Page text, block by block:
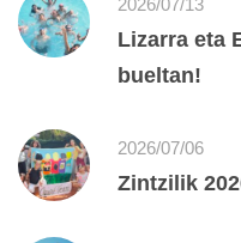
Lizarra eta
bueltan!
2026/07/06
Zintzilik